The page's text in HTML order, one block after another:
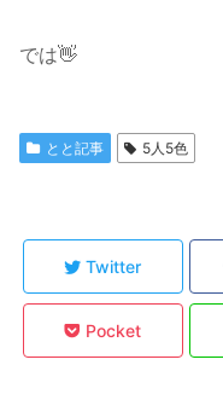
では👋
とと記事 5人5色
Twitter
Pocket